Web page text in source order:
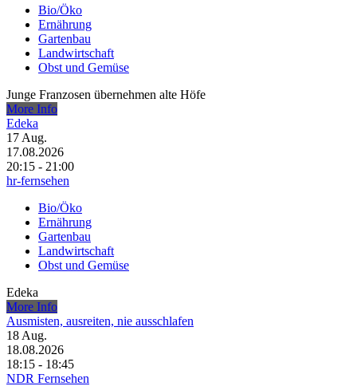
Bio/Öko
Ernährung
Gartenbau
Landwirtschaft
Obst und Gemüse
Junge Franzosen übernehmen alte Höfe
More Info
Edeka
17 Aug.
17.08.2026
20:15 - 21:00
hr-fernsehen
Bio/Öko
Ernährung
Gartenbau
Landwirtschaft
Obst und Gemüse
Edeka
More Info
Ausmisten, ausreiten, nie ausschlafen
18 Aug.
18.08.2026
18:15 - 18:45
NDR Fernsehen